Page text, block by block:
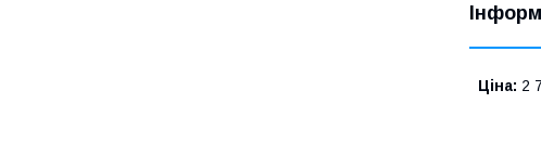
Ціна: 2